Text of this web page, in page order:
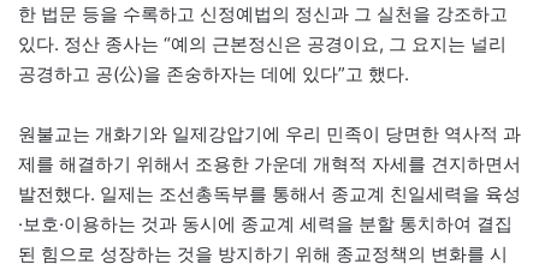
한 법문 등을 수록하고 신정예법의 정신과 그 실천을 강조하고
있다. 정산 종사는 “예의 근본정신은 공경이요, 그 요지는 널리
공경하고 공(公)을 존숭하자는 데에 있다”고 했다.
원불교는 개화기와 일제강압기에 우리 민족이 당면한 역사적 과
제를 해결하기 위해서 조용한 가운데 개혁적 자세를 견지하면서
발전했다. 일제는 조선총독부를 통해서 종교계 친일세력을 육성
·보호·이용하는 것과 동시에 종교계 세력을 분할 통치하여 결집
된 힘으로 성장하는 것을 방지하기 위해 종교정책의 변화를 시